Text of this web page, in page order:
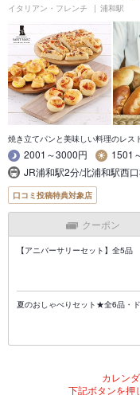
イタリアン・フレンチ 浦和駅
焼き立てパンと美味しい料理のレス
2001～3000円
1501
JR浦和駅2分/北浦和駅西
口コミ投稿特典対象店
クーポン
【アニバーサリーセット】全5
夏のおしゃべりセット★全6品・
カレン
下記ボタンを押